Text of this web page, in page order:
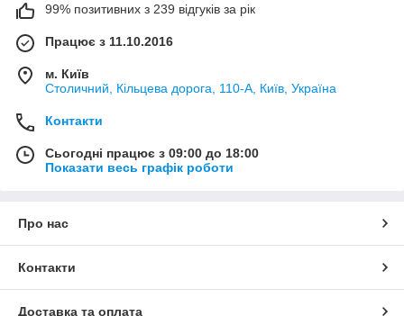
99% позитивних з 239 відгуків за рік
Працює з 11.10.2016
м. Київ
Столичний, Кільцева дорога, 110-А, Київ, Україна
Контакти
Сьогодні працює з 09:00 до 18:00
Показати весь графік роботи
Про нас
Контакти
Доставка та оплата